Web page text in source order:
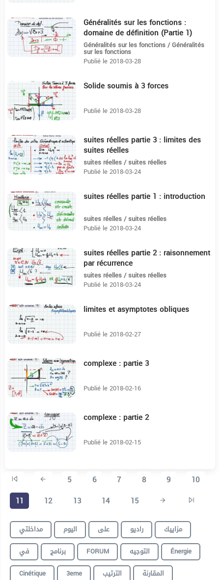
10:26 Généralités sur les fonctions :
domaine de définition (Partie 1)
Généralités sur les fonctions / Généralités
sur les fonctions
Publié le 2018-03-28
Solide soumis à 3 forces
Publié le 2018-03-28
12:17 suites réelles partie 3 : limites des
suites réelles
suites réelles / suites réelles
Publié le 2018-03-24
9:50 suites réelles partie 1 : introduction
suites réelles / suites réelles
Publié le 2018-03-24
6:31 suites réelles partie 2 : raisonnement
par récurrence
suites réelles / suites réelles
Publié le 2018-03-24
12:46 limites et asymptotes obliques
Publié le 2018-02-27
11:44 complexe : partie 3
Publié le 2018-02-16
10:23 complexe : partie 2
Publié le 2018-02-15
5 6 7 8 9
10
11
12 13 14 15
مداخلتي اليوم على راديو
مزاييك
في
برنامج FORUM التوجيه
Énergie
Cinétique
3eme الترتيب المقارنة